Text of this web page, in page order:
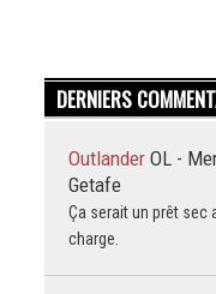
DERNIERS
Outlander OL -
Getafe
Ça serait un prêt sec
charge.